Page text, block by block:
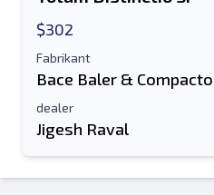
E-mailadres
Mobiel
$302
Fabrikant
Bace Baler &
dealer
Jigesh Raval
Sms-lijst naar mobiel
Extra informatie